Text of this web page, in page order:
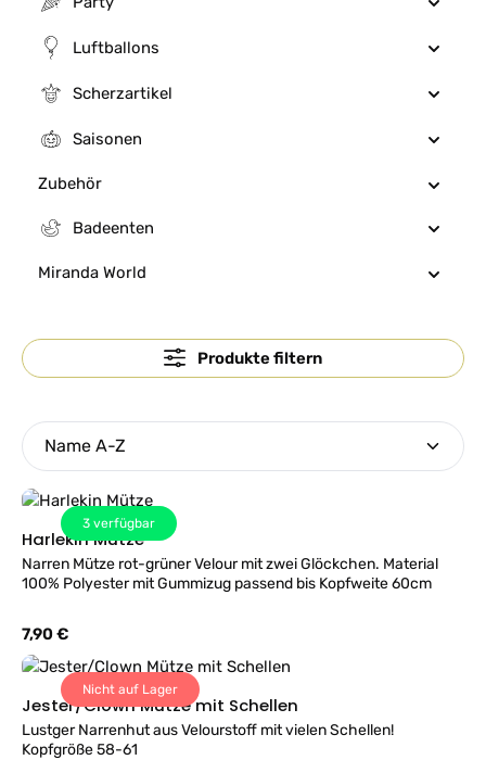
Luftballons
Scherzartikel
Saisonen
Zubehör
Badeenten
Miranda World
Produkte filtern
3 verfügbar
Harlekin Mütze
Narren Mütze rot-grüner Velour mit zwei Glöckchen. Material
100% Polyester mit Gummizug passend bis Kopfweite 60cm
Regulärer Preis:
7,90 €
Nicht auf Lager
Jester/Clown Mütze mit Schellen
Lustger Narrenhut aus Velourstoff mit vielen Schellen!
Kopfgröße 58-61